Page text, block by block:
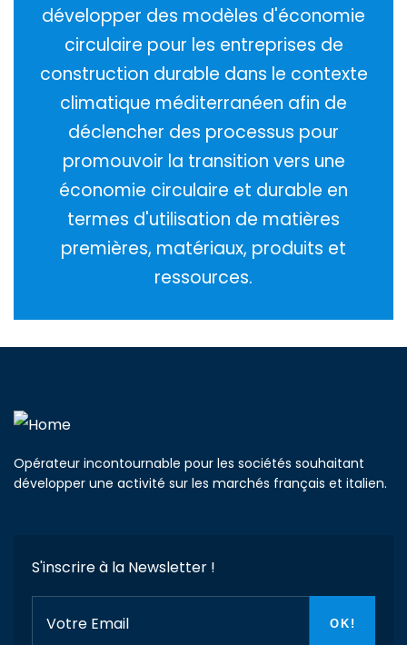
développer des modèles d'économie
circulaire pour les entreprises de
construction durable dans le contexte
climatique méditerranéen afin de
déclencher des processus pour
promouvoir la transition vers une
économie circulaire et durable en
termes d'utilisation de matières
premières, matériaux, produits et
ressources.
Opérateur incontournable pour les sociétés souhaitant
développer une activité sur les marchés français et italien.
S'inscrire à la Newsletter !